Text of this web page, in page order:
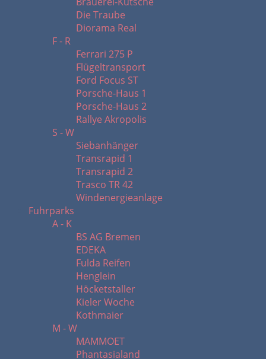
Die Traube
Diorama Real
F - R
Ferrari 275 P
Flügeltransport
Ford Focus ST
Porsche-Haus 1
Porsche-Haus 2
Rallye Akropolis
S - W
Siebanhänger
Transrapid 1
Transrapid 2
Trasco TR 42
Windenergieanlage
Fuhrparks
A - K
BS AG Bremen
EDEKA
Fulda Reifen
Henglein
Höcketstaller
Kieler Woche
Kothmaier
M - W
MAMMOET
Phantasialand